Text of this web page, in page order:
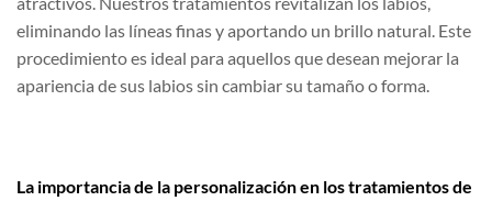
eliminando las líneas finas y aportando un brillo natural. Este
procedimiento es ideal para aquellos que desean mejorar la
apariencia de sus labios sin cambiar su tamaño o forma.
La importancia de la personalización en los tratamientos de